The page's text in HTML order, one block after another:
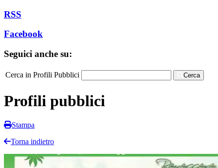
RSS
Facebook
Seguici anche su:
Cerca in Profili Pubblici Cerca
Profili pubblici
Stampa
Torna indietro